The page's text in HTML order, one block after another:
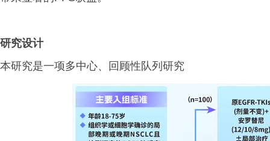
研究设计
本研究是一项多中心、回顾性队列研究